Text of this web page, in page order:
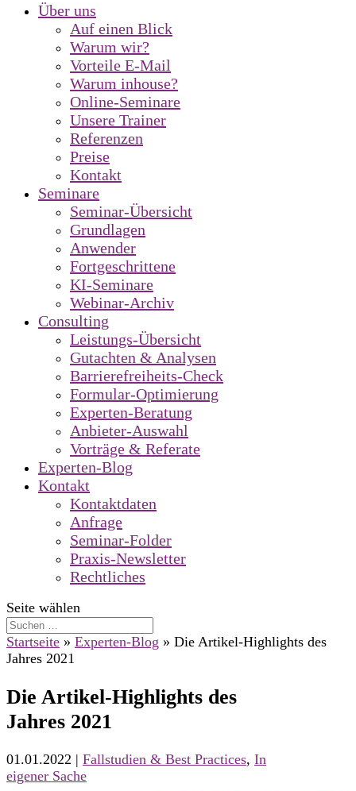
Über uns
Auf einen Blick
Warum wir?
Vorteile E-Mail
Warum inhouse?
Online-Seminare
Unsere Trainer
Referenzen
Preise
Kontakt
Seminare
Seminar-Übersicht
Grundlagen
Anwender
Fortgeschrittene
KI-Seminare
Webinar-Archiv
Consulting
Leistungs-Übersicht
Gutachten & Analysen
Barrierefreiheits-Check
Formular-Optimierung
Experten-Beratung
Anbieter-Auswahl
Vorträge & Referate
Experten-Blog
Kontakt
Kontaktdaten
Anfrage
Seminar-Folder
Praxis-Newsletter
Rechtliches
Seite wählen
Startseite » Experten-Blog » Die Artikel-Highlights des
Jahres 2021
Die Artikel-Highlights des
Jahres 2021
01.01.2022 | Fallstudien & Best Practices, In
eigener Sache